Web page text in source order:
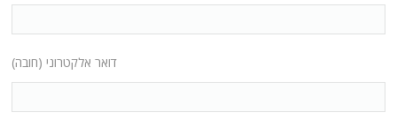
דואר אלקטרוני (חובה)